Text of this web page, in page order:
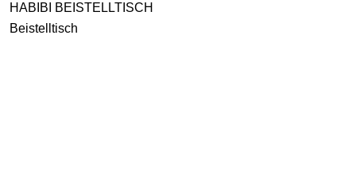
HABIBI BEISTELLTISCH
Beistelltisch